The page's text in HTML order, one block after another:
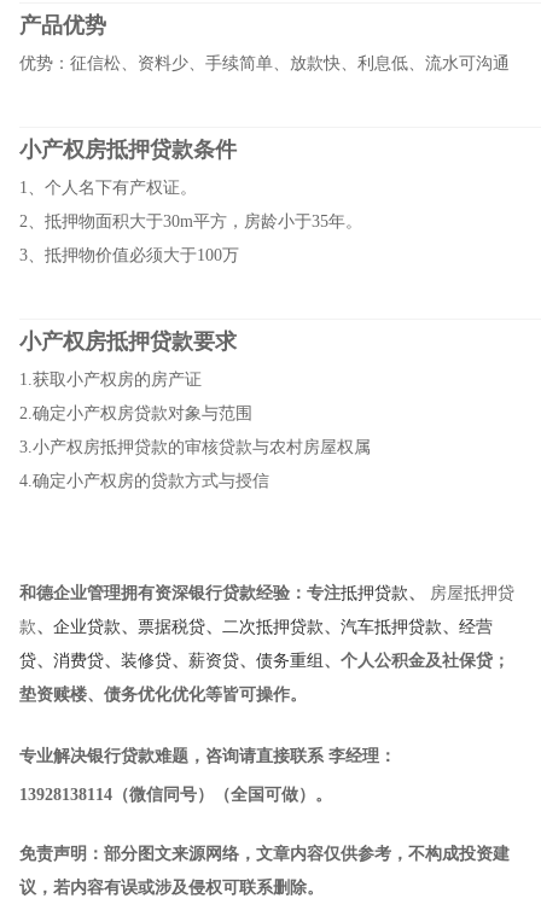
产品优势
优势：征信松、资料少、手续简单、放款快、利息低、流水可沟通
小产权房抵押贷款条件
1、个人名下有产权证。
2、抵押物面积大于30m平方，房龄小于35年。
3、抵押物价值必须大于100万
小产权房抵押贷款要求
1.获取小产权房的房产证
2.确定小产权房贷款对象与范围
3.小产权房抵押贷款的审核贷款与农村房屋权属
4.确定小产权房的贷款方式与授信
和德企业管理拥有资深银行贷款经验：专注抵押贷款、 房屋抵押贷
款、 企业贷款、 票据税贷、 二次抵押贷款、 汽车抵押贷款、 经营
贷、 消费贷、 装修贷、 薪资贷、 债务重组 、个人公积金及社保贷；
垫资赎楼、债务优化优化等皆可操作。
专业解决银行贷款难题，咨询请直接联系 李经理：
13928138114（微信同号）（全国可做） 。
免责声明：部分图文来源网络，文章内容仅供参考，不构成投资建
议，若内容有误或涉及侵权可联系删除。